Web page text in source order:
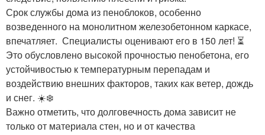
Срок службы дома из пеноблоков, особенно
возведенного на монолитном железобетонном каркасе,
впечатляет. ️ Специалисты оценивают его в 150 лет! ⏳
Это обусловлено высокой прочностью пенобетона, его
устойчивостью к температурным перепадам и
воздействию внешних факторов, таких как ветер, дождь
и снег. ☀️️❄️
Важно отметить, что долговечность дома зависит не
только от материала стен, но и от качества